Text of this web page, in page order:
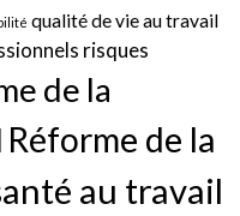
qualité de vie au travail
risques
de la
Réforme de la
au travail